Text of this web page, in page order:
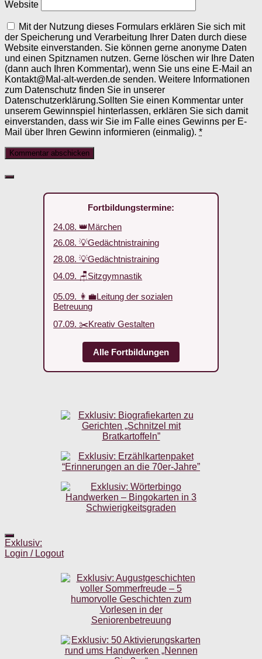
Website
Mit der Nutzung dieses Formulars erklären Sie sich mit
der Speicherung und Verarbeitung Ihrer Daten durch diese
Website einverstanden. Sie können gerne anonyme Daten
und einen Spitznamen nutzen. Gerne löschen wir Ihre Daten
(dann auch Ihren Kommentar), wenn Sie uns eine E-Mail an
Kontakt@Mal-alt-werden.de senden. Weitere Informationen
zum Datenschutz finden Sie in unserer
Datenschutzerklärung.Sollten Sie einen Kommentar unter
unserem Gewinnspiel hinterlassen, erklären Sie sich damit
einverstanden, dass wir Sie im Falle eines Gewinns per E-
Mail über Ihren Gewinn informieren (einmalig). *
Fortbildungstermine:
24.08. 👑Märchen
26.08. 💡Gedächtnistraining
28.08. 💡Gedächtnistraining
04.09. 🪑Sitzgymnastik
05.09. 👩‍💼Leitung der sozialen
Betreuung
07.09. ✂️Kreativ Gestalten
Alle Fortbildungen
Exklusiv:
Login / Logout